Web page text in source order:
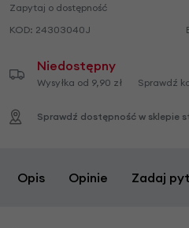
Zapytaj o dostępność
KOD: 24303040J
Niedostępny
Wysyłka od 9,90 zł Sprawdź
Sprawdź dostępność w sklepie
Opis Opinie Zadaj